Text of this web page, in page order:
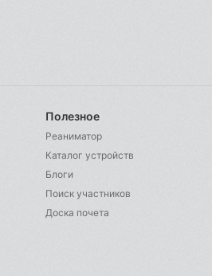
Полезное
Реаниматор
Каталог устройств
Блоги
Поиск участников
Доска почета